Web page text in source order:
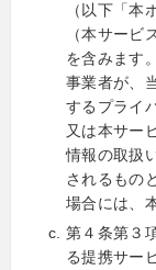
（以下「本
（本サービ
を含みます
事業者が、
するプライ
又は本サー
情報の取扱
されるもの
場合には、
第４条第３
る提携サー